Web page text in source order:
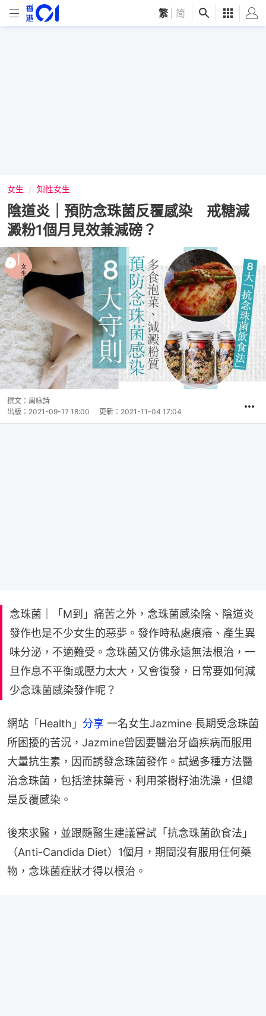
繁 简
女生 知性女生
陰道炎｜預防念珠菌反覆感染 戒糖減
澱粉1個月見效兼減磅？
撰文： 周咏詩
出版： 2021-09-17 18:00 更新： 2021-11-04 17:04
念珠菌｜「M到」痛苦之外，念珠菌感染陰、陰道炎
發作也是不少女生的惡夢。發作時私處痕癢、產生異
味分泌，不適難受。念珠菌又仿佛永遠無法根治，一
旦作息不平衡或壓力太大，又會復發，日常要如何減
少念珠菌感染發作呢？
網站「Health」 分享 一名女生Jazmine 長期受念珠菌
所困擾的苦況，Jazmine曾因要醫治牙齒疾病而服用
大量抗生素，因而誘發念珠菌發作。試過多種方法醫
治念珠菌，包括塗抹藥膏、利用茶樹籽油洗澡，但總
是反覆感染。
後來求醫，並跟隨醫生建議嘗試「抗念珠菌飲食法」
（Anti-Candida Diet）1個月，期間沒有服用任何藥
物，念珠菌症狀才得以根治。